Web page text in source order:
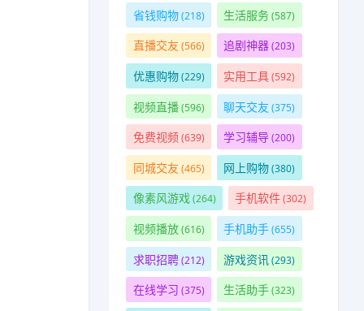
省钱购物(218) 生活服务(587)
直播交友 (566) 追剧神器(203)
优惠购物(229) 实用工具(592)
视频直播(596) 聊天交友 (375)
免费视频(639) 学习辅导(200)
同城交友 (465) 网上购物(380)
像素风游戏(264) 手机软件(302)
视频播放(616) 手机助手(655)
求职招聘(212) 游戏资讯(293)
在线学习 (375) 生活助手(323)